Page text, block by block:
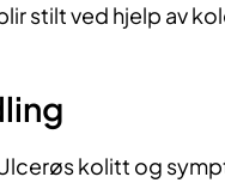
stilt ved hjelp av
kolitt og